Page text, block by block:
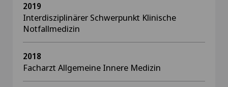
2019
Interdisziplinärer Schwerpunkt Klinische
Notfallmedizin
2018
Facharzt Allgemeine Innere Medizin